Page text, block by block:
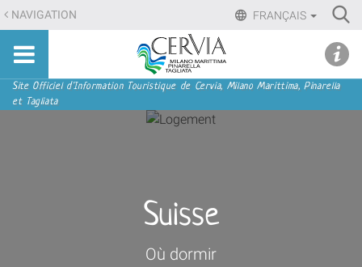
Aller
au
contenu.
Aller
à
FRANÇAIS
NAVIGATION
Sito
turistico
ufficiale
Cervia,
Tagliata
Navigation
Site Officiel d'Information Touristique de Cervia, Milano Marittima, Pinarella
et Tagliata
Suisse
Où dormir
menu